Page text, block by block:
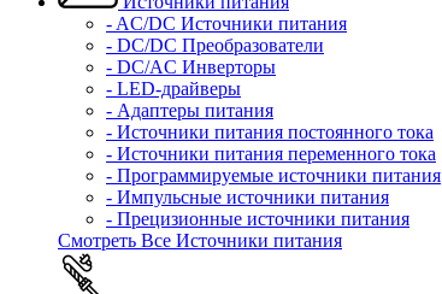
- AC/DC Источники питания
- DC/DC Преобразователи
- DC/AC Инверторы
- LED-драйверы
- Адаптеры питания
- Источники питания постоянного тока
- Источники питания переменного тока
- Программируемые источники питания
- Импульсные источники питания
- Прецизионные источники питания
Смотреть Все Источники питания